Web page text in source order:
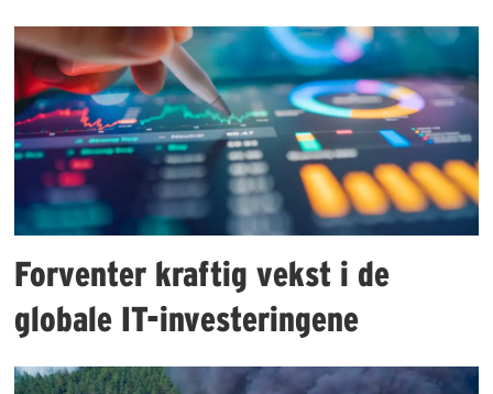
Forventer kraftig vekst i de
globale IT-investeringene